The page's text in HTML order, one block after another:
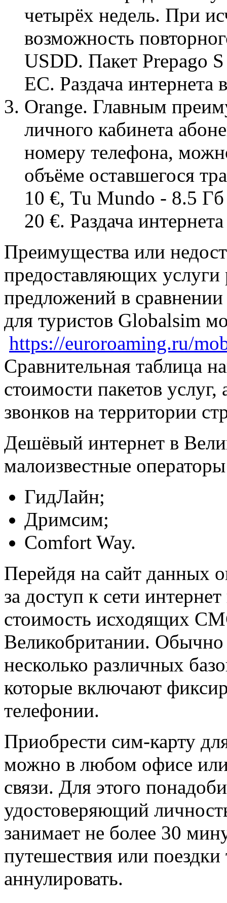
четырёх недель. При
возможность
USDD. Пакет Prepago
ЕС. Раздача интернета
Orange. Главным
личного кабинета
номеру телефона,
объёме оставшегося
10 €, Tu Mundo - 8.5
20 €. Раздача
Преимущества или
предоставляющих услуги
предложений в
для туристов Globalsim
https://euroroaming.ru/
Сравнительная таблица
стоимости пакетов
звонков на территории
Дешёвый интернет в
малоизвестные
ГидЛайн;
Дримсим;
Comfort Way.
Перейдя на сайт данных
за доступ к сети
стоимость исходящих
Великобритании.
несколько различных
которые включают
телефонии.
Приобрести сим-карту
можно в любом офисе или
связи. Для этого
удостоверяющий
занимает не более 30
путешествия или
аннулировать.